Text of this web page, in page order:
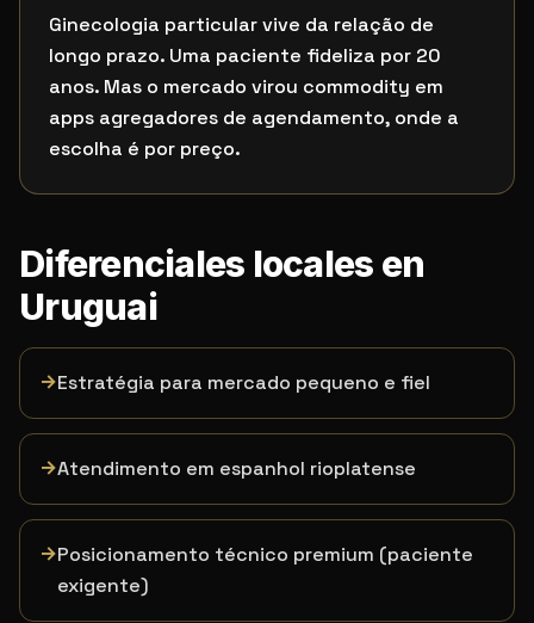
Ginecologia particular vive da relação de
longo prazo. Uma paciente fideliza por 20
anos. Mas o mercado virou commodity em
apps agregadores de agendamento, onde a
escolha é por preço.
Diferenciales locales en
Uruguai
→Estratégia para mercado pequeno e fiel
→Atendimento em espanhol rioplatense
→Posicionamento técnico premium (paciente
exigente)